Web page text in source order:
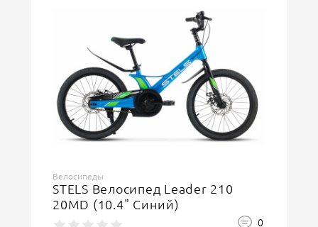
Велосипеды
STELS Велосипед Leader 210
20MD (10.4" Синий)
0